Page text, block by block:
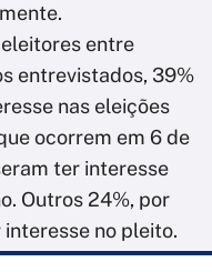
entre
entrevistados, 39%
nas eleições
ocorrem em 6 de
ter interesse
Outros 24%, por
no pleito.